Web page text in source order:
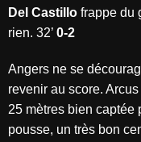
Del Castillo frappe du
rien. 32’ 0-2
Angers ne se
revenir au score.
25 mètres bien captée
pousse, un très bon